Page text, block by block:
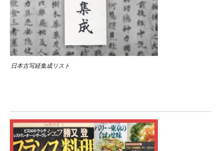
日本古写経集成リスト